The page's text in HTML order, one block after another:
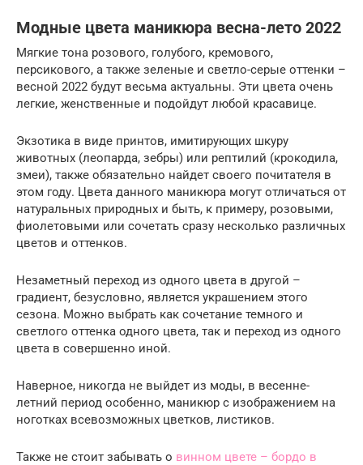
Модные цвета маникюра весна-лето 2022
Мягкие тона розового, голубого, кремового,
персикового, а также зеленые и светло-серые оттенки –
весной 2022 будут весьма актуальны. Эти цвета очень
легкие, женственные и подойдут любой красавице.
Экзотика в виде принтов, имитирующих шкуру
животных (леопарда, зебры) или рептилий (крокодила,
змеи), также обязательно найдет своего почитателя в
этом году. Цвета данного маникюра могут отличаться от
натуральных природных и быть, к примеру, розовыми,
фиолетовыми или сочетать сразу несколько различных
цветов и оттенков.
Незаметный переход из одного цвета в другой –
градиент, безусловно, является украшением этого
сезона. Можно выбрать как сочетание темного и
светлого оттенка одного цвета, так и переход из одного
цвета в совершенно иной.
Наверное, никогда не выйдет из моды, в весенне-
летний период особенно, маникюр с изображением на
ноготках всевозможных цветков, листиков.
Также не стоит забывать о винном цвете – бордо в